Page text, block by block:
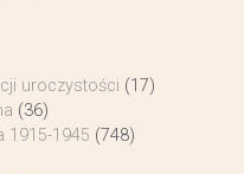
uroczystości (17)
(36)
1915-1945 (748)